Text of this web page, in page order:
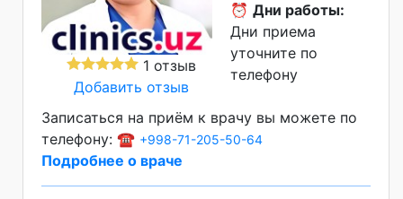
1 отзыв
Добавить отзыв
⏰ Дни работы:
Дни приема
уточните по
телефону
Записаться на приём к врачу вы можете по
телефону: ☎️ +998-71-205-50-64
Подробнее о враче